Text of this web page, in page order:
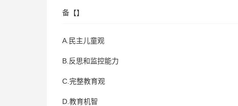
备【】
A.民主儿童观
B.反思和监控能力
C.完整教育观
D.教育机智